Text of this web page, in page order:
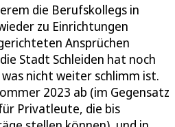
die Berufskollegs in
zu Einrichtungen
Ansprüchen
Stadt Schleiden hat noch
nicht weiter schlimm ist.
2023 ab (im Gegensatz
Privatleute, die bis